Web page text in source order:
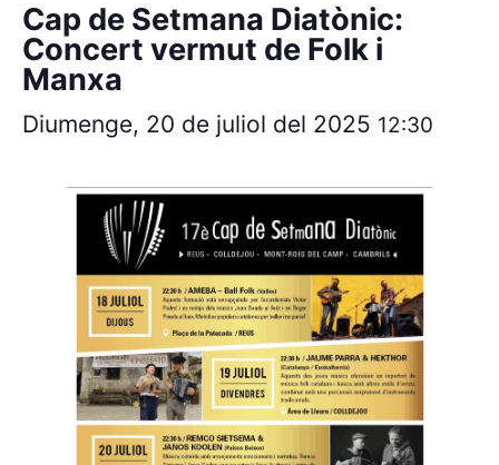
Cap de Setmana Diatònic:
Concert vermut de Folk i
Manxa
Diumenge, 20 de juliol del 2025 12:30